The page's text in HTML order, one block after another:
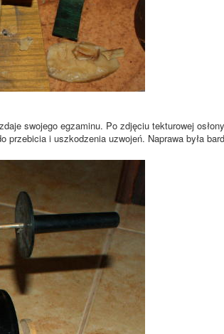
swojego egzaminu. Po zdjęciu tekturowej osłony
i uszkodzenia uzwojeń. Naprawa była